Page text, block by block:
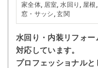
家全体, 居室, 水回り, 屋根
窓・サッシ, 玄関
水回り・内装リフォ
対応しています。
プロフェッショナル